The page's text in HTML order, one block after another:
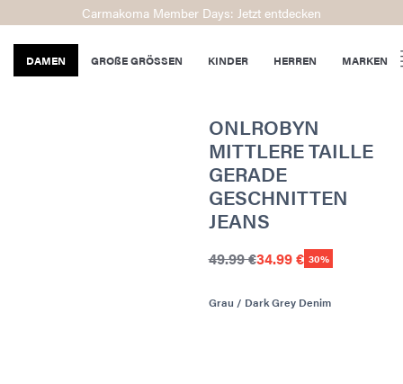
Carmakoma Member Days: Jetzt entdecken
DAMEN GROßE GRÖSSEN KINDER HERREN MARKEN
ONLROBYN
MITTLERE TAILLE
GERADE
GESCHNITTEN
JEANS
49.99 €34.99 € 30%
Grau / Dark Grey Denim